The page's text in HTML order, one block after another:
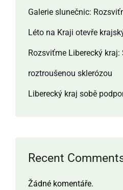
Galerie slunečnic:
Léto na Kraji otevře
Rozsviťme Liberecký
roztroušenou sklerózou
Liberecký kraj sobě
Recent
Žádné komentáře.